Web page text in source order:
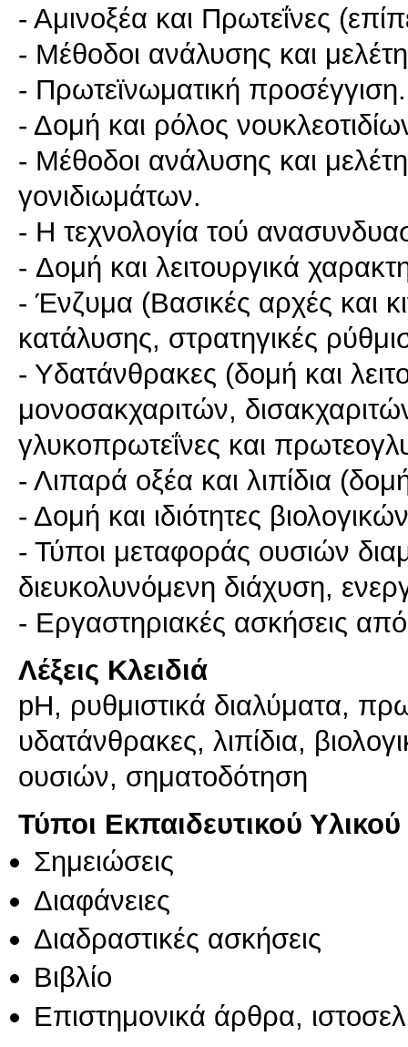
- Αμινοξέα και Πρωτεΐνες
- Μέθοδοι ανάλυσης και
- Πρωτεϊνωματική προσέγγιση.
- Δομή και ρόλος
- Μέθοδοι ανάλυσης και
γονιδιωμάτων.
- Η τεχνολογία τού
- Δομή και λειτουργικά
- Ένζυμα (Βασικές αρχές και
κατάλυσης, στρατηγικές
- Υδατάνθρακες (δομή και
μονοσακχαριτών,
γλυκοπρωτεΐνες και
- Λιπαρά οξέα και λιπίδια
- Δομή και ιδιότητες
- Τύποι μεταφοράς ουσιών
διευκολυνόμενη διάχυση,
- Εργαστηριακές ασκήσεις
Λέξεις Κλειδιά
pH, ρυθμιστικά διαλύματα,
υδατάνθρακες, λιπίδια,
ουσιών, σηματοδότηση
Τύποι Εκπαιδευτικού Υλικού
Σημειώσεις
Διαφάνειες
Διαδραστικές ασκήσεις
Βιβλίο
Επιστημονικά άρθρα,